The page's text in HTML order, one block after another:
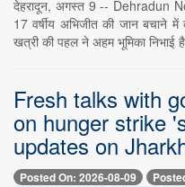
देहरादून, अगस्त 9 -- Dehradun
17 वर्षीय अभिजीत की जान बचाने
खत्री की पहल ने अहम भूमिका निभाई
Fresh talks with
on hunger strike
updates on
Posted On: 2026-08-09